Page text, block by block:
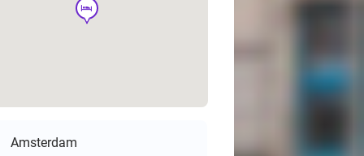
hotel
Amsterdam